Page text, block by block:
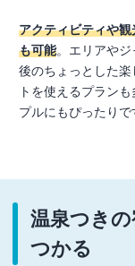
アクティビティや
も可能。エリアや
後のちょっとした
トを使えるプラン
プルにもぴったりで
温泉つき
つかる